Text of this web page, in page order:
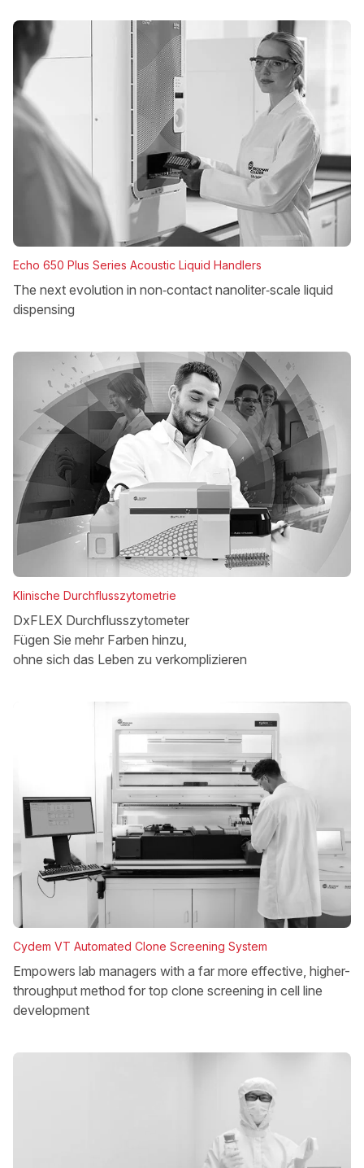
Echo 650 Plus Series Acoustic Liquid Handlers
The next evolution in non‑contact nanoliter‑scale liquid
dispensing
Klinische Durchflusszytometrie
DxFLEX Durchflusszytometer
Fügen Sie mehr Farben hinzu,
ohne sich das Leben zu verkomplizieren
Cydem VT Automated Clone Screening System
Empowers lab managers with a far more effective, higher-
throughput method for top clone screening in cell line
development